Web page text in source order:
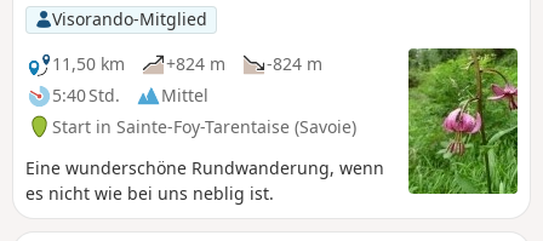
Visorando-Mitglied
11,50 km
+824 m
-824 m
5:40 Std.
Mittel
Start in Sainte-Foy-Tarentaise (Savoie)
Eine wunderschöne Rundwanderung, wenn
es nicht wie bei uns neblig ist.